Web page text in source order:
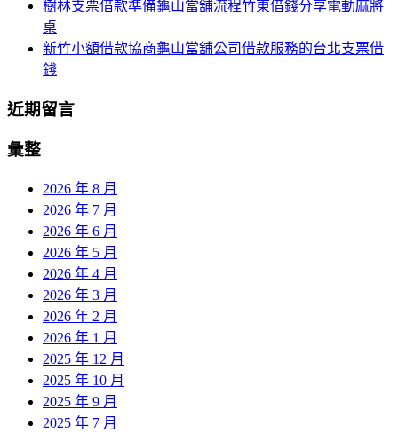
樹林支票借款準備龜山當舖流程竹東借錢分享電動麻將
桌
新竹小額借款協商龜山當舖公司借款服務的台北支票借
錢
近期留言
彙整
2026 年 8 月
2026 年 7 月
2026 年 6 月
2026 年 5 月
2026 年 4 月
2026 年 3 月
2026 年 2 月
2026 年 1 月
2025 年 12 月
2025 年 10 月
2025 年 9 月
2025 年 7 月